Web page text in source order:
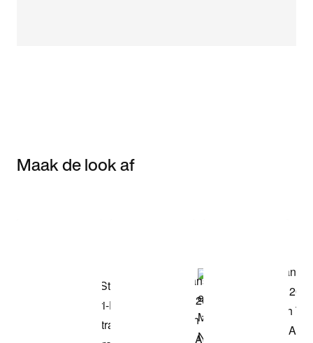
Maak de look af